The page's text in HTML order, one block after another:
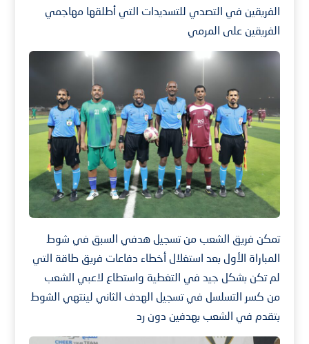
الفريقين في التصدي للتسديدات التي أطلقها مهاجمي
الفريقين على المرمي
تمكن فريق الشعب من تسجيل هدفي السبق في شوط
المباراة الأول بعد استغلال أخطاء دفاعات فريق طاقة التي
لم تكن بشكل جيد في التغطية واستطاع لاعبي الشعب
من كسر التسلسل في تسجيل الهدف الثاني لينتهي الشوط
بتقدم في الشعب بهدفين دون رد